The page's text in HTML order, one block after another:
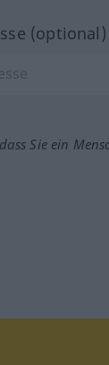
(optional)
Sie ein